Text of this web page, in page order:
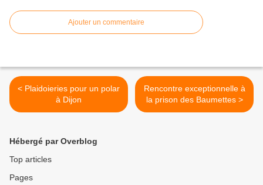
Ajouter un commentaire
< Plaidoieries pour un polar
à Dijon
Rencontre exceptionnelle à
la prison des Baumettes >
Hébergé par Overblog
Top articles
Pages